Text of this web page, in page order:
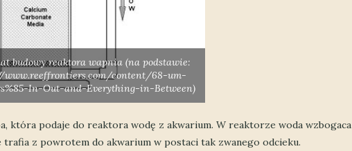
budowy reaktora wapnia (na podstawie:
content/68-um-
In-Out-and-Everything-in-Between)
która podaje do reaktora wodę z akwarium. W reaktorze woda wzbogaca
trafia z powrotem do akwarium w postaci tak zwanego odcieku.